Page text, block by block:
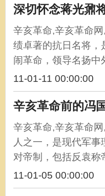
深切怀念蒋光鼐
辛亥革命,辛亥革命
绩卓著的抗日名将，
闹革命，领导名扬中
11-01-11 00:00:00
辛亥革命前的冯
辛亥革命,辛亥革命
人之一，是现代军
对帝制，包括反袁称
11-01-05 00:00:00